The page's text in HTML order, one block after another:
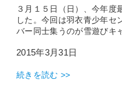
３月１５日（日）、今年度
した。今回は羽衣青少年セ
バー同士集うのが雪遊びキ
2015年3月31日
続きを読む >>